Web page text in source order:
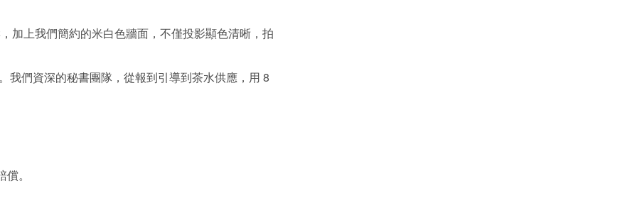
加上我們簡約的米白色牆面，不僅投影顯色清晰，拍
我們資深的秘書團隊，從報到引導到茶水供應，用 8
。